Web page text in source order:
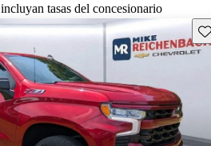
tasas del concesionario